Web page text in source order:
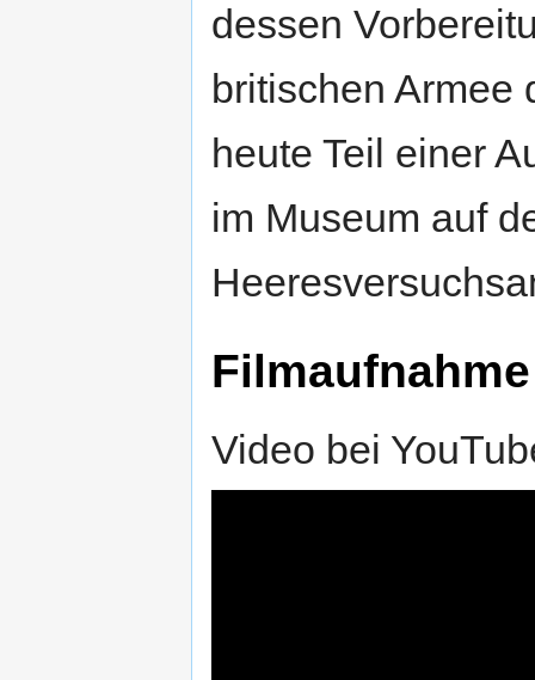
dessen
britischen Armee
heute Teil einer
im Museum auf
Filmaufnahme
Video bei